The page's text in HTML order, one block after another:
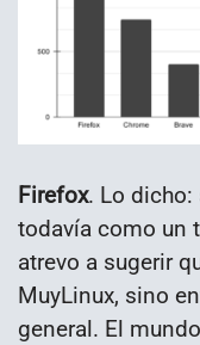
Firefox. Lo dicho:
todavía como un
atrevo a sugerir
MuyLinux, sino
general. El